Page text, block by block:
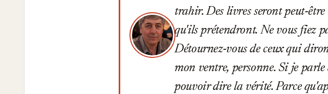
trahir. Des livres seront peut-
qu'ils prétendront. Ne vous fiez
Détournez-vous de ceux qui
mon ventre, personne. Si je
pouvoir dire la vérité. Parce